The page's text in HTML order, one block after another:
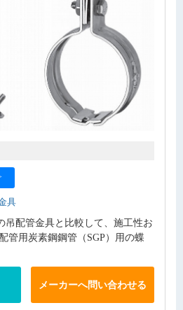
具
吊配管金具と比較して、施工性お
管用炭素鋼鋼管（SGP）用の蝶
メーカーへ問い合わせる